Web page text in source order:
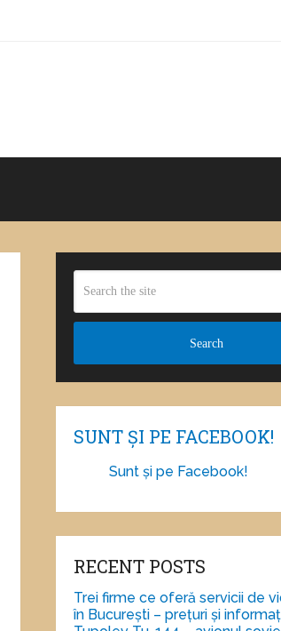
SUNT ȘI PE FACEBOOK!
Sunt și pe Facebook!
RECENT POSTS
Trei firme ce oferă servicii de
în București – prețuri și